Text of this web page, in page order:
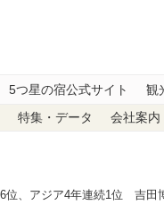
5つ星の宿公式サイト 観
特集・データ 会社案内
6位、アジア4年連続1位 吉田